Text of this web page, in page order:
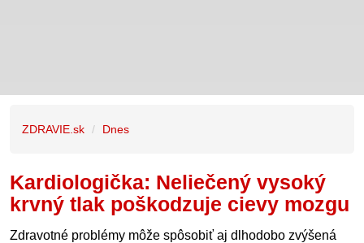
ZDRAVIE.sk Dnes
Kardiologička: Neliečený vysoký
krvný tlak poškodzuje cievy mozgu
Zdravotné problémy môže spôsobiť aj dlhodobo zvýšená